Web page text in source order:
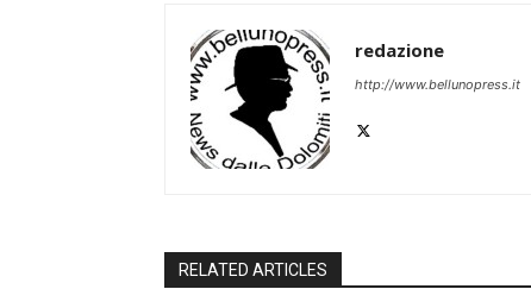
redazione
http://www.bellunopress.it
RELATED ARTICLES